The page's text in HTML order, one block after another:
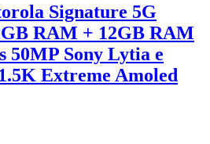
Signature 5G
RAM + 12GB RAM
50MP Sony Lytia e
Extreme Amoled